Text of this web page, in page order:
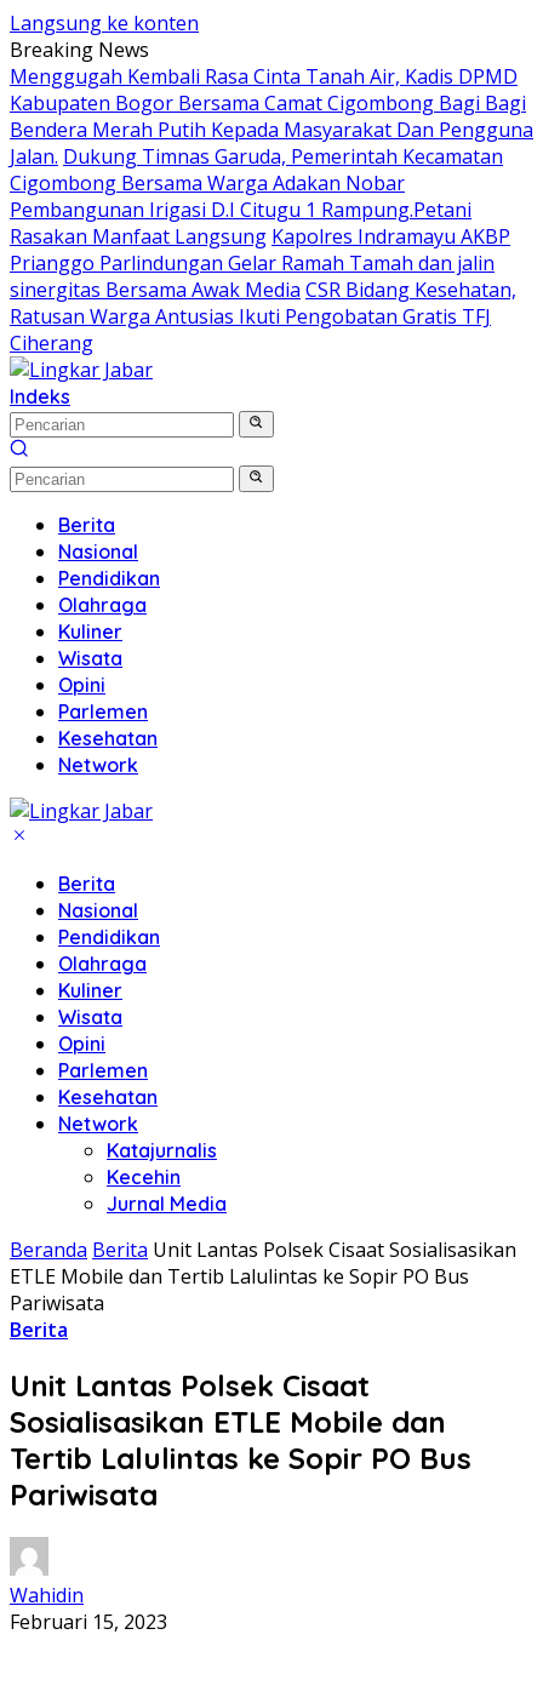
Langsung ke konten
Breaking News
Menggugah Kembali Rasa Cinta Tanah Air, Kadis DPMD
Kabupaten Bogor Bersama Camat Cigombong Bagi Bagi
Bendera Merah Putih Kepada Masyarakat Dan Pengguna
Jalan. Dukung Timnas Garuda, Pemerintah Kecamatan
Cigombong Bersama Warga Adakan Nobar
Pembangunan Irigasi D.I Citugu 1 Rampung.Petani
Rasakan Manfaat Langsung Kapolres Indramayu AKBP
Prianggo Parlindungan Gelar Ramah Tamah dan jalin
sinergitas Bersama Awak Media CSR Bidang Kesehatan,
Ratusan Warga Antusias Ikuti Pengobatan Gratis TFJ
Ciherang
Indeks
Berita
Nasional
Pendidikan
Olahraga
Kuliner
Wisata
Opini
Parlemen
Kesehatan
Network
Berita
Nasional
Pendidikan
Olahraga
Kuliner
Wisata
Opini
Parlemen
Kesehatan
Network
Katajurnalis
Kecehin
Jurnal Media
Beranda Berita Unit Lantas Polsek Cisaat Sosialisasikan
ETLE Mobile dan Tertib Lalulintas ke Sopir PO Bus
Pariwisata
Berita
Unit Lantas Polsek Cisaat
Sosialisasikan ETLE Mobile dan
Tertib Lalulintas ke Sopir PO Bus
Pariwisata
Wahidin
Februari 15, 2023